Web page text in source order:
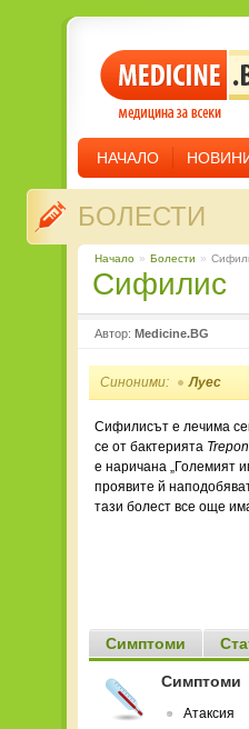
НАЧАЛО
БОЛЕСТИ
Начало » Болести »
Сифилис
Автор: Medicine.BG
Синоними: Луес
Сифилисът е лечима
се от бактерията
е наричана „Големият
проявите й
тази болест все още
Симптоми
Симптоми
Атаксия